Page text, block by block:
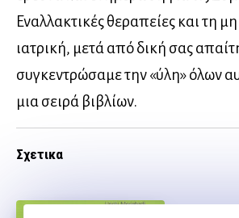
Εναλλακτικές θεραπείες και τη
ιατρική, μετά από δική σας
συγκεντρώσαμε την «ύλη» όλων
μια σειρά βιβλίων.
Σχετικα